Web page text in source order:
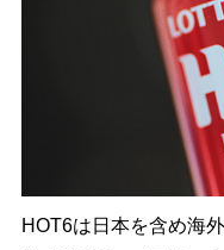
HOT6は日本を含め海